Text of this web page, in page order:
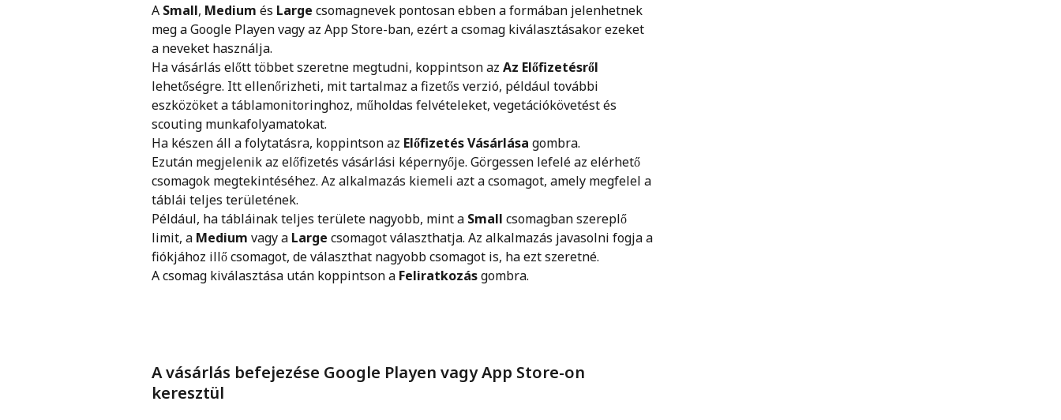
A Small, Medium és Large csomagnevek pontosan ebben a formában jelenhetnek
meg a Google Playen vagy az App Store-ban, ezért a csomag kiválasztásakor ezeket
a neveket használja.
Ha vásárlás előtt többet szeretne megtudni, koppintson az Az Előfizetésről
lehetőségre. Itt ellenőrizheti, mit tartalmaz a fizetős verzió, például további
eszközöket a táblamonitoringhoz, műholdas felvételeket, vegetációkövetést és
scouting munkafolyamatokat.
Ha készen áll a folytatásra, koppintson az Előfizetés Vásárlása gombra.
Ezután megjelenik az előfizetés vásárlási képernyője. Görgessen lefelé az elérhető
csomagok megtekintéséhez. Az alkalmazás kiemeli azt a csomagot, amely megfelel a
táblái teljes területének.
Például, ha tábláinak teljes területe nagyobb, mint a Small csomagban szereplő
limit, a Medium vagy a Large csomagot választhatja. Az alkalmazás javasolni fogja a
fiókjához illő csomagot, de választhat nagyobb csomagot is, ha ezt szeretné.
A csomag kiválasztása után koppintson a Feliratkozás gombra.
A vásárlás befejezése Google Playen vagy App Store-on
keresztül